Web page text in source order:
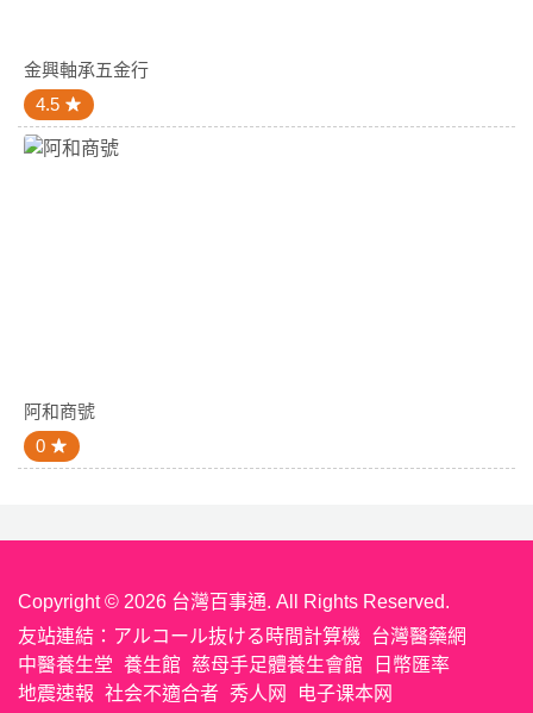
金興軸承五金行
4.5
阿和商號
0
Copyright © 2026 台灣百事通. All Rights Reserved.
友站連結： アルコール抜ける時間計算機
台灣醫藥網
中醫養生堂 養生館 慈母手足體養生會館
日幣匯率
地震速報 社会不適合者 秀人网
电子课本网